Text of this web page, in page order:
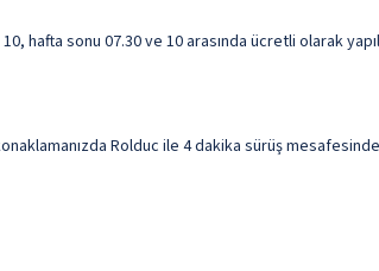
hafta sonu 07.30 ve 10 arasında ücretli olarak
Rolduc ile 4 dakika sürüş